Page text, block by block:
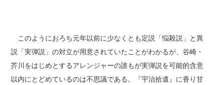
このようにおろち元年以前に少なくとも定説「悩殺説」と異
説「実弾説」の対立が用意されていたことがわかるが、谷崎・
芥川をはじめとするアレンジャーの誰もが実弾説を可能的含意
以内にとどめているのは不思議である。『宇治拾遺』に香り甘